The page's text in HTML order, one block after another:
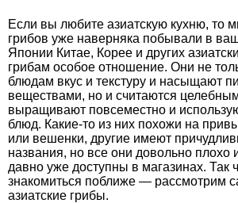
Если вы любите азиатскую кухню, то
грибов уже наверняка побывали в
Японии Китае, Корее и других
грибам особое отношение. Они не
блюдам вкус и текстуру и насыщают
веществами, но и считаются
выращивают повсеместно и
блюд. Какие-то из них похожи на
или вешенки, другие имеют
названия, но все они довольно плохо
давно уже доступны в магазинах. Так
знакомиться поближе — рассмотрим
азиатские грибы.